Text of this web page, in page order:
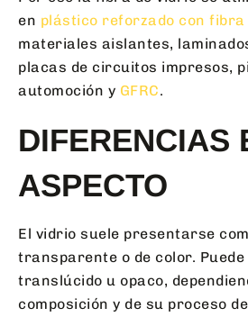
en plástico reforzado con fibra
materiales aislantes,
placas de circuitos impresos,
automoción y GFRC.
DIFERENCIAS
ASPECTO
El vidrio suele presentarse
transparente o de color.
translúcido u opaco,
composición y de su proceso